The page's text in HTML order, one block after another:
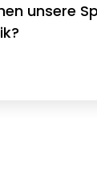
unsere